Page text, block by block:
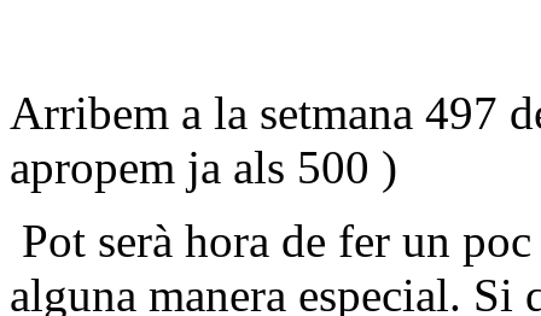
Arribem a la setmana 497
apropem ja als 500 )
Pot serà hora de fer un
alguna manera especial. Si